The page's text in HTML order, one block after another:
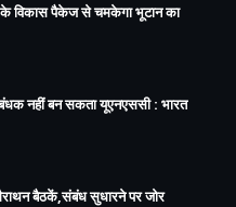
विकास पैकेज से चमकेगा भूटान का
नहीं बन सकता यूएनएससी : भारत
बैठकें,संबंध सुधारने पर जोर